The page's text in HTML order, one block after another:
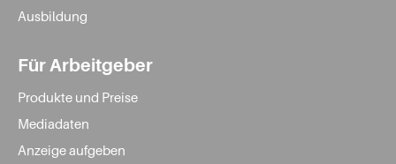
Ausbildung
Für Arbeitgeber
Produkte und Preise
Mediadaten
Anzeige aufgeben